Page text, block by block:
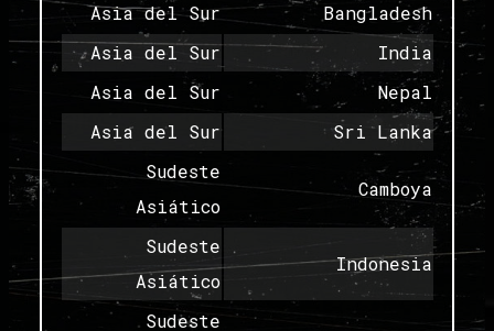
Bangladesh
Asia del Sur
India
Asia del Sur
Nepal
Asia del Sur
Sri Lanka
Asia del Sur
Camboya
Sudeste
Asiático
Indonesia
Sudeste
Asiático
Sudeste